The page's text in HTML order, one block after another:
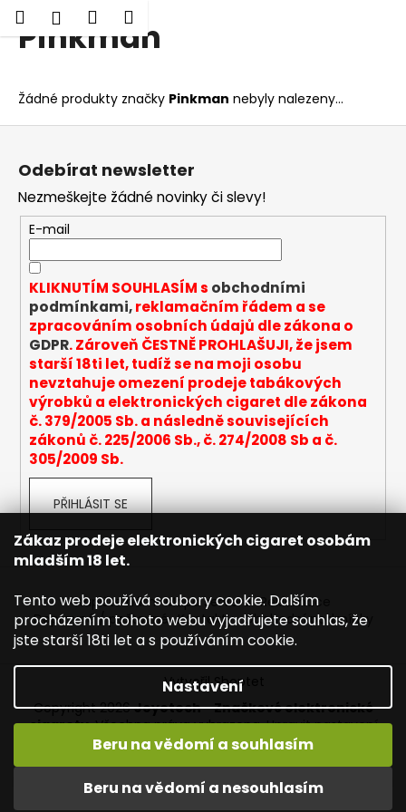
Zákaz prodeje elektronických cigaret osobám
mladším 18 let.
Tento web používá soubory cookie. Dalším
procházením tohoto webu vyjadřujete souhlas, že
jste starší 18ti let a s používáním cookie.
Nastavení
Beru na vědomí a nesouhlasím
Beru na vědomí a souhlasím
Přejít
Vítejte na JOYETECH. DORUČENÍ ZDARMA zásilkovnou nad
HledatPřihlášení
Nákupní
košík
Pinkman
Žádné produkty značky Pinkman nebyly nalezeny...
o Zpět
Zpět
C
o
o
t
ř
e
b
u
e
e
n
a
t
?
HLEDAT
o
r
Z
Odebírat newsletter
Nezmeškejte žádné novinky či slevy!
E-mail
KLIKNUTÍM SOUHLASÍM s obchodními
podmínkami,reklamačním řádem a se
zpracováním osobních údajů dle zákona o
GDPR. Zároveň ČESTNĚ PROHLAŠUJI, že jsem
starší 18ti let, tudíž se na moji osobu
nevztahuje omezení prodeje tabákových
výrobků a elektronických cigaret dle zákona
č. 379/2005 Sb. a následně souvisejících
zákonů č. 225/2006 Sb., č. 274/2008 Sb a č.
305/2009 Sb.
PŘIHLÁSIT SE
Napište nám Mapa serveru Reklamace
Dopravné / poštovné Kontakty Obchodní podmínky
Vytvořil Shoptet
Copyright 2026Joyetech - Značkové elektronické
cigarety. Všechna práva vyhrazena.Upravit nastavení
cookies